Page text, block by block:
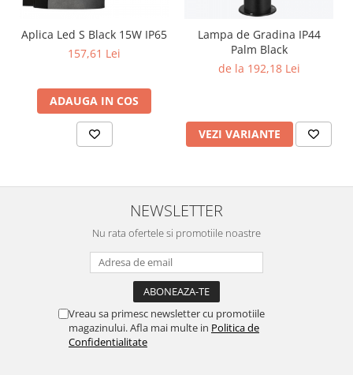
Banda - Surse si Accesorii LED
Banda Led Decorativa
Controlere și senzori LED
Surse de Alimentare si Accesorii
Profile Aluminiu pentru Banda LED
Corp Iluminat Led Highbay
Iluminat de Urgență
Videointerfoane Si Interfoane
Kituri Legrand
Statii Incarcare Electrice
Aplica Led S Black 15W IP65
157,61 Lei
ADAUGA IN COS
Lampa de Gradina IP44
Palm Black
de la 192,18 Lei
VEZI VARIANTE
NEWSLETTER
Nu rata ofertele si promotiile noastre
Vreau sa primesc newsletter cu promotiile
magazinului. Afla mai multe in Politica de
Confidentialitate